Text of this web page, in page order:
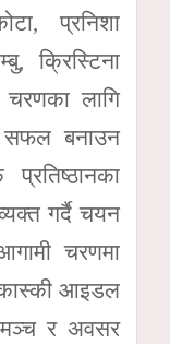
प्रनिशा
क्रिस्टिना
चरणका लागि
बनाउन
गर्दै चयन
चरणमा
आइडल
मञ्च र अवसर